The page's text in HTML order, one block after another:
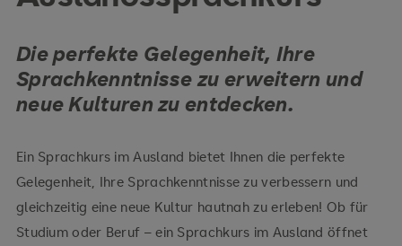
Die perfekte Gelegenheit, Ihre
Sprachkenntnisse zu erweitern und
neue Kulturen zu entdecken.
Ein Sprachkurs im Ausland bietet Ihnen die perfekte
Gelegenheit, Ihre Sprachkenntnisse zu verbessern und
gleichzeitig eine neue Kultur hautnah zu erleben! Ob für
Studium oder Beruf – ein Sprachkurs im Ausland öffnet